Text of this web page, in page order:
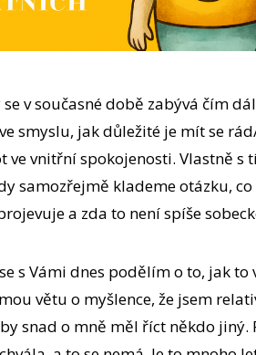
v současné době zabývá čím
smyslu, jak důležité je mít se
ve vnitřní spokojenosti. Vlastně s
samozřejmě klademe otázku,
a zda to není spíše
s Vámi dnes podělím o to, jak
větu o myšlence, že jsem
snad o mně měl říct někdo jiný.